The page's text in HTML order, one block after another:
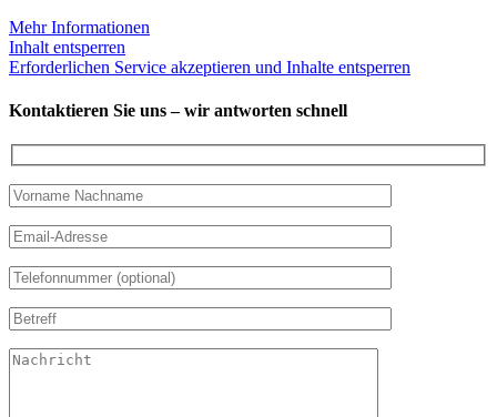
Mehr Informationen
Inhalt entsperren
Erforderlichen Service akzeptieren und Inhalte entsperren
Kontaktieren Sie uns – wir antworten schnell